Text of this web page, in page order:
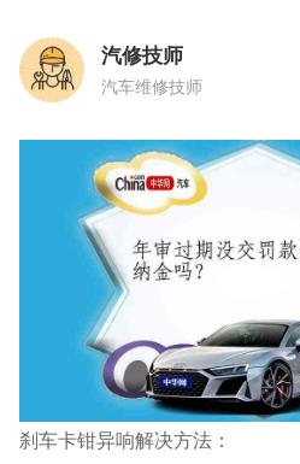
汽修技师
汽车维修技师
刹车卡钳异响解决方法：